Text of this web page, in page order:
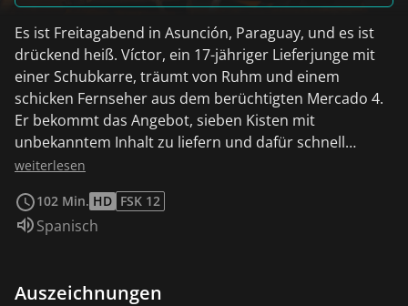
Es ist Freitagabend in Asunción, Paraguay, und es ist
drückend heiß. Víctor, ein 17-jähriger Lieferjunge mit
einer Schubkarre, träumt von Ruhm und einem
schicken Fernseher aus dem berüchtigten Mercado 4.
Er bekommt das Angebot, sieben Kisten mit
unbekanntem Inhalt zu liefern und dafür schnell
hundert US-Dollar zu bekommen. Doch was wie ein
der Kisten ist heiß begehrt, und Víctor und seine
Verfolger geraten schnell in ein Verbrechen, von dem
weiterlesen
102 Min. HD FSK 12
Sprache:
Spanisch
Auszeichnungen